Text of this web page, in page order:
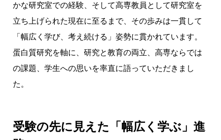
へ
。
蛋
白
究
に
かな研究室での経験、そして高専教員として研究室を
立ち上げられた現在に至るまで、その歩みは一貫して
「幅広く学び、考え続ける」姿勢に貫かれています。
蛋白質研究を軸に、研究と教育の両立、高専ならでは
の課題、学生への思いを率直に語っていただきまし
た。
受験の先に見えた「幅広く学ぶ」進